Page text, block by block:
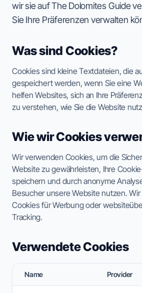
ESC TO CLOSE • ↑↓ TO NAVIGATE •
wir sie auf The Dolomites Guide
Sie Ihre Präferenzen verwalten
Was sind Cookies?
Cookies sind kleine Textdateien, die
gespeichert werden, wenn Sie eine
helfen Websites, sich an Ihre
zu verstehen, wie Sie die Website
Wie wir Cookies
Wir verwenden Cookies, um die
Website zu gewährleisten, Ihre
speichern und durch anonyme
Besucher unsere Website nutzen.
Cookies für Werbung oder
Tracking.
Verwendete Cookies
Name Provider